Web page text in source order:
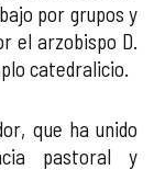
por grupos y
el arzobispo D.
catedralicio.
que ha unido
pastoral y